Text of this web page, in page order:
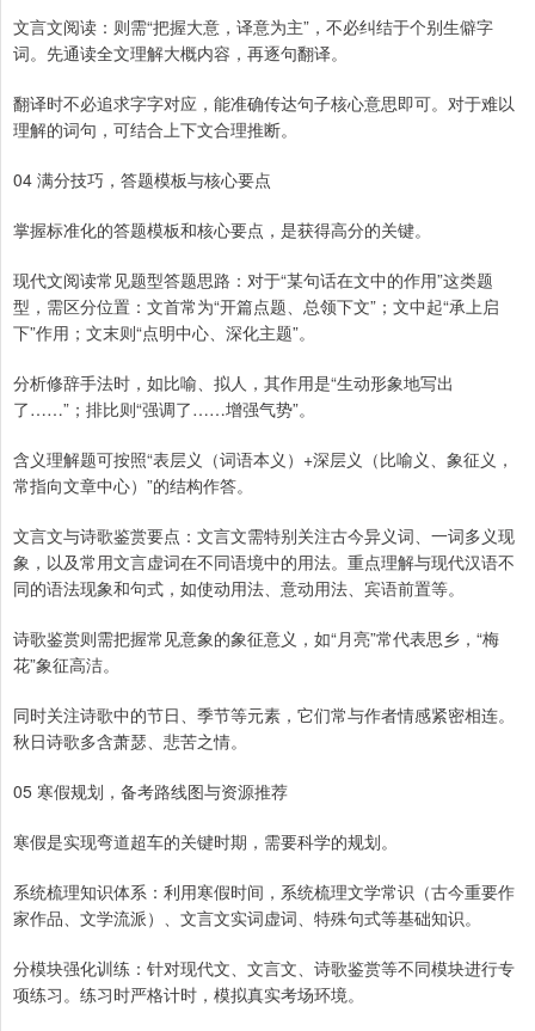
文言文阅读：则需“把握大意，译意为主”，不必纠结于个别生僻字
词。先通读全文理解大概内容，再逐句翻译。
翻译时不必追求字字对应，能准确传达句子核心意思即可。对于难以
理解的词句，可结合上下文合理推断。
04 满分技巧，答题模板与核心要点
掌握标准化的答题模板和核心要点，是获得高分的关键。
现代文阅读常见题型答题思路：对于“某句话在文中的作用”这类题
型，需区分位置：文首常为“开篇点题、总领下文”；文中起“承上启
下”作用；文末则“点明中心、深化主题”。
分析修辞手法时，如比喻、拟人，其作用是“生动形象地写出
了……”；排比则“强调了……增强气势”。
含义理解题可按照“表层义（词语本义）+深层义（比喻义、象征义，
常指向文章中心）”的结构作答。
文言文与诗歌鉴赏要点：文言文需特别关注古今异义词、一词多义现
象，以及常用文言虚词在不同语境中的用法。重点理解与现代汉语不
同的语法现象和句式，如使动用法、意动用法、宾语前置等。
诗歌鉴赏则需把握常见意象的象征意义，如“月亮”常代表思乡，“梅
花”象征高洁。
同时关注诗歌中的节日、季节等元素，它们常与作者情感紧密相连。
秋日诗歌多含萧瑟、悲苦之情。
05 寒假规划，备考路线图与资源推荐
寒假是实现弯道超车的关键时期，需要科学的规划。
系统梳理知识体系：利用寒假时间，系统梳理文学常识（古今重要作
家作品、文学流派）、文言文实词虚词、特殊句式等基础知识。
分模块强化训练：针对现代文、文言文、诗歌鉴赏等不同模块进行专
项练习。练习时严格计时，模拟真实考场环境。